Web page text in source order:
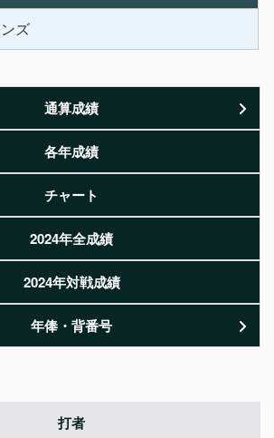
ズ
通算成績
各年成績
チャート
2024年全成績
2024年対戦成績
年俸・背番号
打者